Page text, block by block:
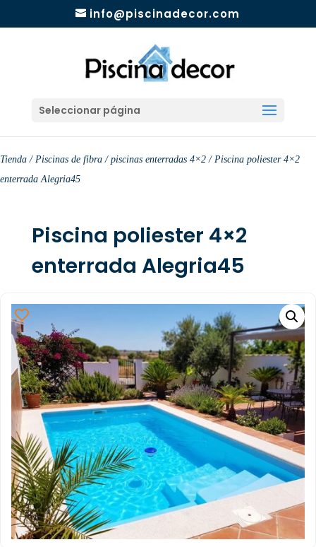
info@piscinadecor.com
Seleccionar página
Tienda / Piscinas de fibra / piscinas enterradas 4×2 / Piscina poliester 4×2
enterrada Alegria45
Piscina poliester 4×2
enterrada Alegria45